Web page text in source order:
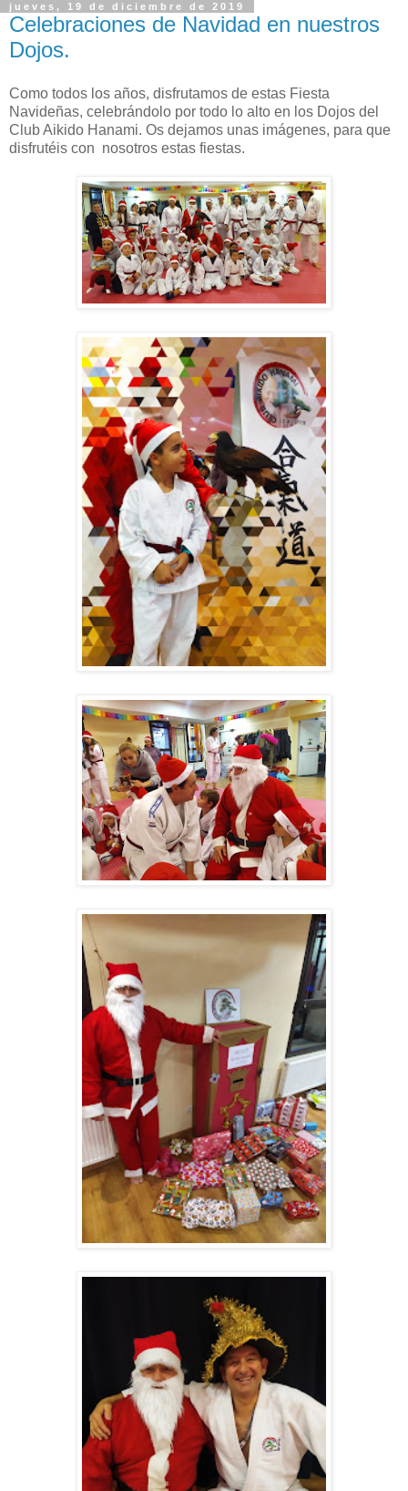
jueves, 19 de diciembre de 2019
Celebraciones de Navidad en nuestros
Dojos.
Como todos los años, disfrutamos de estas Fiesta
Navideñas, celebrándolo por todo lo alto en los Dojos del
Club Aikido Hanami. Os dejamos unas imágenes, para que
disfrutéis con nosotros estas fiestas.